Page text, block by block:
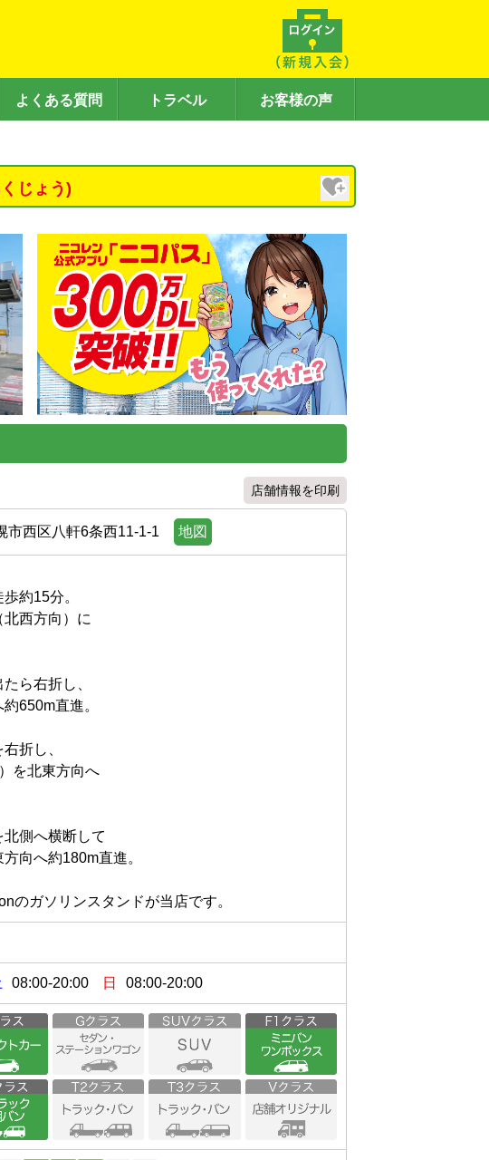
よくある質問 トラベル お客様の声
じょう)
店舗情報を印刷
市西区八軒6条西11-1-1 地図
約15分。
西方向）に
ら右折し、
650m直進。
折し、
を北東方向へ
北側へ横断して
向へ約180m直進。
08:00-20:00 日 08:00-20:00